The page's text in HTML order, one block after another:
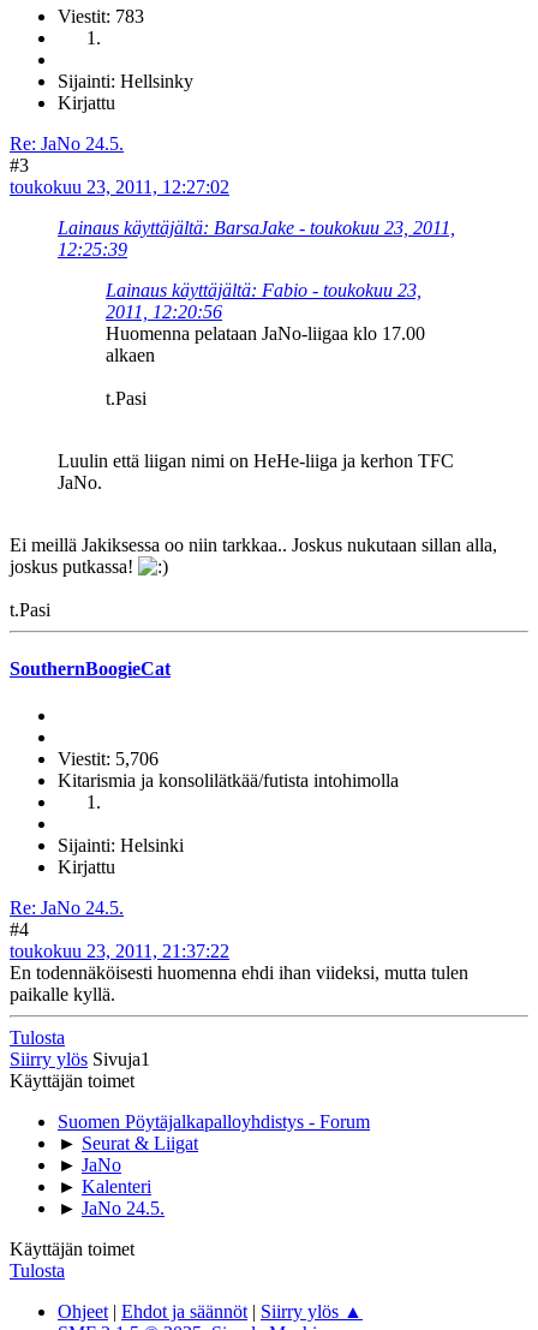
Viestit: 783
Sijainti: Hellsinky
Kirjattu
Re: JaNo 24.5.
#3
toukokuu 23, 2011, 12:27:02
Lainaus käyttäjältä: BarsaJake - toukokuu 23, 2011,
12:25:39
Lainaus käyttäjältä: Fabio - toukokuu 23,
2011, 12:20:56
Huomenna pelataan JaNo-liigaa klo 17.00
alkaen
t.Pasi
Luulin että liigan nimi on HeHe-liiga ja kerhon TFC
JaNo.
Ei meillä Jakiksessa oo niin tarkkaa.. Joskus nukutaan sillan alla,
joskus putkassa!
t.Pasi
SouthernBoogieCat
Viestit: 5,706
Kitarismia ja konsolilätkää/futista intohimolla
Sijainti: Helsinki
Kirjattu
Re: JaNo 24.5.
#4
toukokuu 23, 2011, 21:37:22
En todennäköisesti huomenna ehdi ihan viideksi, mutta tulen
paikalle kyllä.
Tulosta
Siirry ylös Sivuja1
Käyttäjän toimet
Suomen Pöytäjalkapalloyhdistys - Forum
► Seurat & Liigat
► JaNo
► Kalenteri
► JaNo 24.5.
Käyttäjän toimet
Tulosta
Ohjeet | Ehdot ja säännöt | Siirry ylös ▲